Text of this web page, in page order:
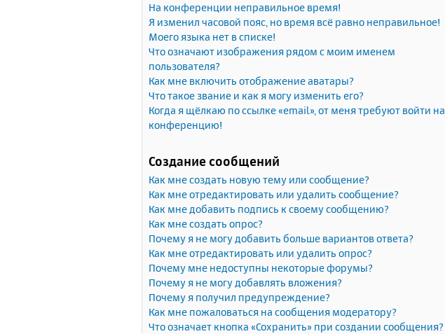
На конференции неправильное время!
Я изменил часовой пояс, но время всё равно неправильное!
Моего языка нет в списке!
Что означают изображения рядом с моим именем
пользователя?
Как мне включить отображение аватары?
Что такое звание и как я могу изменить его?
Когда я щёлкаю по ссылке «email», от меня требуют войти на
конференцию!
Создание сообщений
Как мне создать новую тему или сообщение?
Как мне отредактировать или удалить сообщение?
Как мне добавить подпись к своему сообщению?
Как мне создать опрос?
Почему я не могу добавить больше вариантов ответа?
Как мне отредактировать или удалить опрос?
Почему мне недоступны некоторые форумы?
Почему я не могу добавлять вложения?
Почему я получил предупреждение?
Как мне пожаловаться на сообщения модератору?
Что означает кнопка «Сохранить» при создании сообщения?